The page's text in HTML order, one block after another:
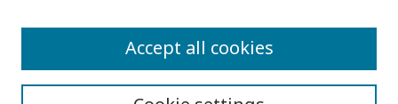
Accept all cookies